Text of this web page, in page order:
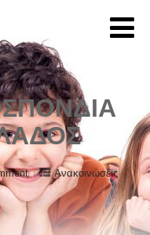
Ανακοινώσεις